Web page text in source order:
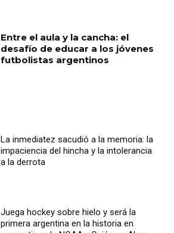
Entre el aula y la cancha: el
desafío de educar a los jóvenes
futbolistas argentinos
La inmediatez sacudió a la memoria: la
impaciencia del hincha y la intolerancia
a la derrota
Juega hockey sobre hielo y será la
primera argentina en la historia en